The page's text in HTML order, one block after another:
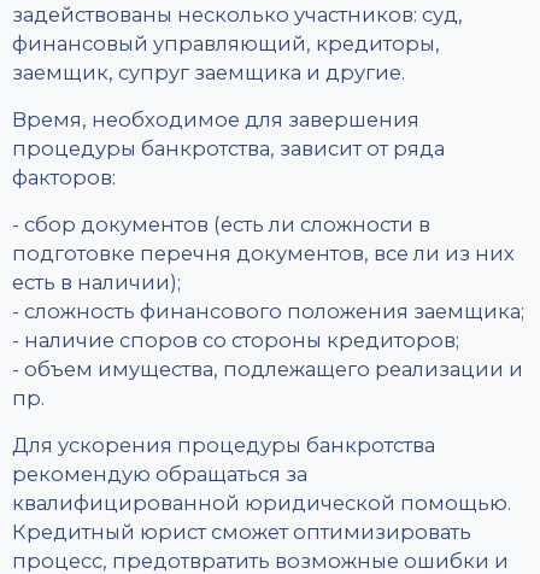
задействованы несколько участников: суд,
финансовый управляющий, кредиторы,
заемщик, супруг заемщика и другие.
Время, необходимое для завершения
процедуры банкротства, зависит от ряда
факторов:
- сбор документов (есть ли сложности в
подготовке перечня документов, все ли из них
есть в наличии);
- сложность финансового положения заемщика;
- наличие споров со стороны кредиторов;
- объем имущества, подлежащего реализации и
пр.
Для ускорения процедуры банкротства
рекомендую обращаться за
квалифицированной юридической помощью.
Кредитный юрист сможет оптимизировать
процесс, предотвратить возможные ошибки и